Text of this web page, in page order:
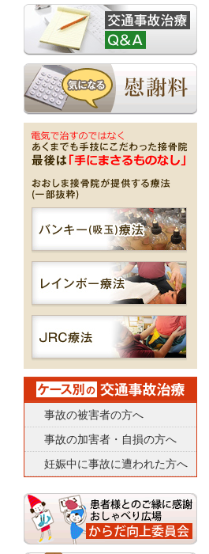
事故の被害者の方へ
事故の加害者・自損の方へ
妊娠中に事故に遭われた方へ